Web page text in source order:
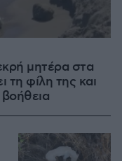
μητέρα στα
τη φίλη της και